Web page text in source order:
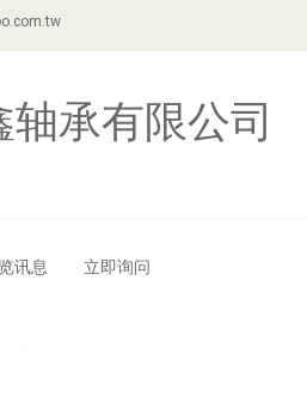
轴承有限公司
讯息 立即询问